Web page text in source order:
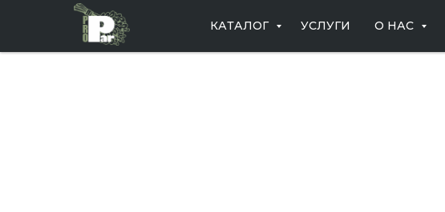
КАТАЛОГ УСЛУГИ О НАС